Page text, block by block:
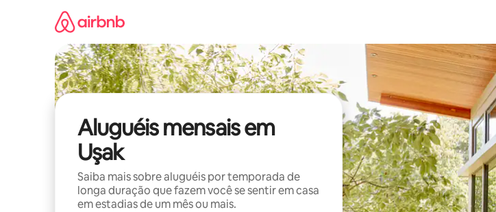
Aluguéis mensais em
Uşak
Saiba mais sobre aluguéis por temporada de
longa duração que fazem você se sentir em casa
em estadias de um mês ou mais.